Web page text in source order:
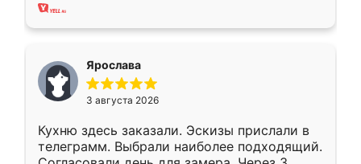
Ярослава
3 августа 2026
Кухню здесь заказали. Эскизы прислали в
телеграмм. Выбрали наиболее подходящий.